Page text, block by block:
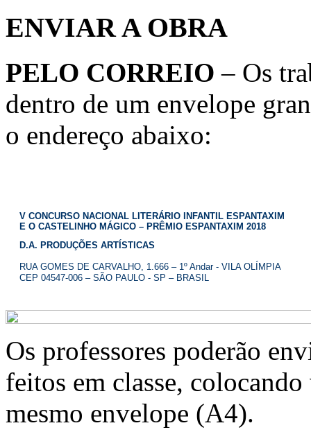
ENVIAR A OBRA
PELO CORREIO – Os
dentro de um envelope
o endereço abaixo:
V CONCURSO NACIONAL LITERÁRIO INFANTIL ESPANTAXIM
E O CASTELINHO MÁGICO – PRÊMIO ESPANTAXIM 2018
D.A. PRODUÇÕES ARTÍSTICAS
RUA GOMES DE CARVALHO, 1.666 – 1º Andar - VILA OLÍMPIA
CEP 04547-006 – SÃO PAULO - SP – BRASIL
Os professores poderão
feitos em classe,
mesmo envelope (A4).